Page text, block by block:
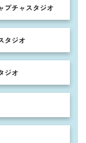
プチャスタジオ
タジオ
ジオ